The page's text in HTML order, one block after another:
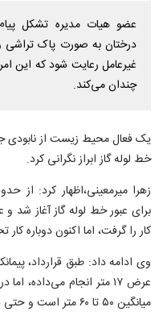
عضو هیات مدیره تشکل
درختان به صورت پاک تراشی
غیرعامل رعایت شود که این
چندان می‌کند.
یک فعال محیط زیست از نابودی
خط لوله گاز ابراز نگرانی کرد.
برای عبور خط لوله گاز آغاز شد
کار را گرفت، اما اکنون دوباره
وی ادامه داد: طبق قرارداد،
عرض ۱۷ متر انجام
میانگین ۵۰ تا ۶۰ متر است و حتی در برخی از مناطق به ۱۵۰ متر هم می‌رسد.